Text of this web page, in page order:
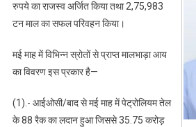
रुपये का राजस्व अर्जित किया तथा 2,75,983
टन माल का सफल परिवहन किया।
मई माह में विभिन्न स्रोतों से प्राप्त मालभाड़ा आय
का विवरण इस प्रकार है—
(1).- आईओसी/बाद से मई माह में पेट्रोलियम तेल
के 88 रैक का लदान हुआ जिससे 35.75 करोड़